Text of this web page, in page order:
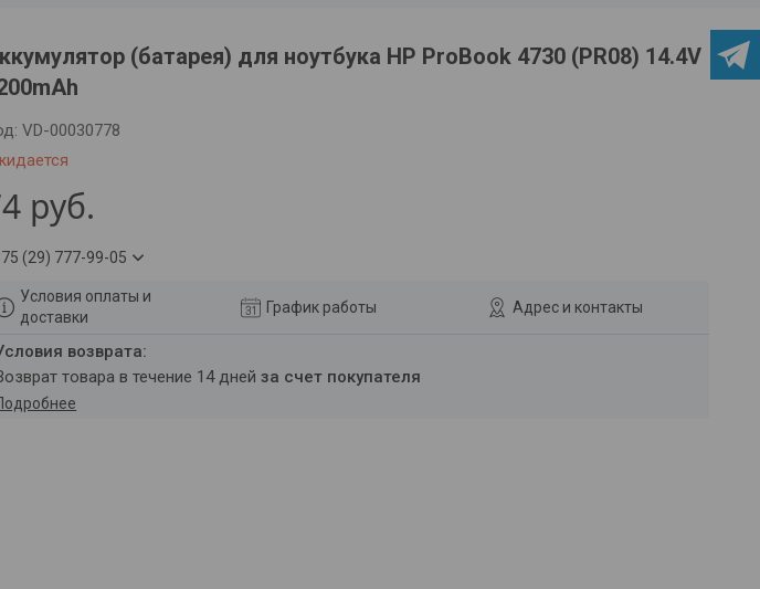
(батарея) для ноутбука HP ProBook 4730 (PR08) 14.4V
VD-00030778
руб.
(29) 777-99-05
Условия оплаты и
доставки
График работы Адрес и контакты
возврат товара в течение 14 днейза счет покупателя